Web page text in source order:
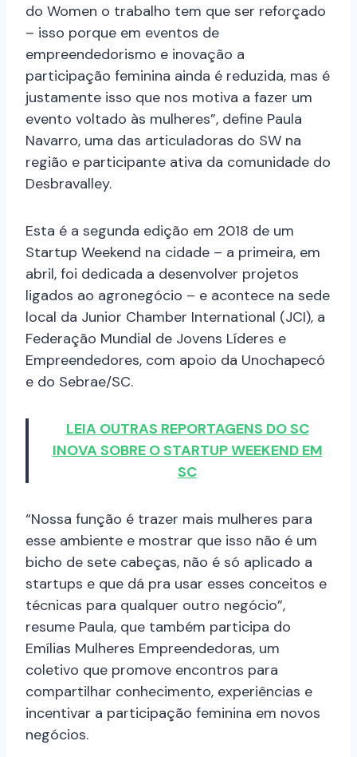
do Women o trabalho tem que ser reforçado
– isso porque em eventos de
empreendedorismo e inovação a
participação feminina ainda é reduzida, mas é
justamente isso que nos motiva a fazer um
evento voltado às mulheres”, define Paula
Navarro, uma das articuladoras do SW na
região e participante ativa da comunidade do
Desbravalley.
Esta é a segunda edição em 2018 de um
Startup Weekend na cidade – a primeira, em
abril, foi dedicada a desenvolver projetos
ligados ao agronegócio – e acontece na sede
local da Junior Chamber International (JCI), a
Federação Mundial de Jovens Líderes e
Empreendedores, com apoio da Unochapecó
e do Sebrae/SC.
LEIA OUTRAS REPORTAGENS DO SC
INOVA SOBRE O STARTUP WEEKEND EM
SC
“Nossa função é trazer mais mulheres para
esse ambiente e mostrar que isso não é um
bicho de sete cabeças, não é só aplicado a
startups e que dá pra usar esses conceitos e
técnicas para qualquer outro negócio”,
resume Paula, que também participa do
Emílias Mulheres Empreendedoras, um
coletivo que promove encontros para
compartilhar conhecimento, experiências e
incentivar a participação feminina em novos
negócios.